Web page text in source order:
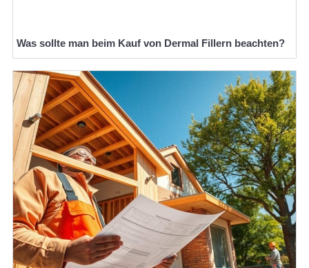
Was sollte man beim Kauf von Dermal Fillern beachten?